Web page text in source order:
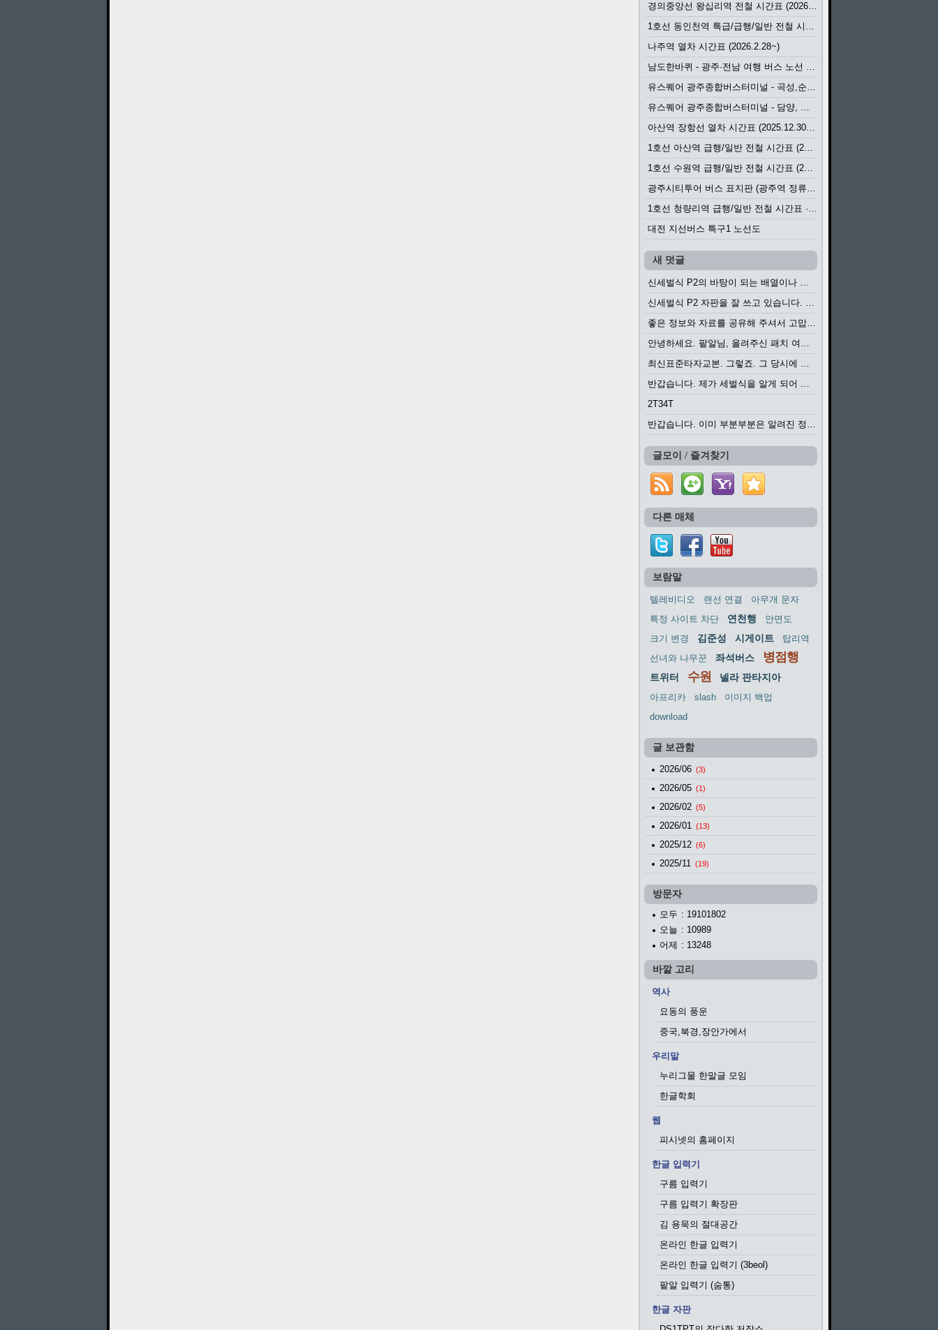
경의중앙선 왕십리역 전철 시간표 (2026.4.20~)
1호선 동인천역 특급/급행/일반 전철 시간표 (2026.2.28~)
나주역 열차 시간표 (2026.2.28~)
남도한바퀴 - 광주·전남 여행 버스 노선 (2026.3.1~5.31)
유스퀘어 광주종합버스터미널 - 곡성,순천／화순,보성,율포 방면 시외버스 시간표 (2026.1.31)
유스퀘어 광주종합버스터미널 - 담양, 순창, 남원, 무주, 장수, 거창, 대구 방면 시외버스 시간표 (2026...
아산역 장항선 열차 시간표 (2025.12.30 기준) (무궁화호, ITX-마음, 새마을호, 서해금빛열차)
1호선 아산역 급행/일반 전철 시간표 (2025.12.30~)
1호선 수원역 급행/일반 전철 시간표 (2025.12.30~)
광주시티투어 버스 표지판 (광주역 정류장) (2024?)
1호선 청량리역 급행/일반 전철 시간표 · 노선도 (2025.12.30~)
대전 지선버스 특구1 노선도
새 덧글
신세벌식 P2의 바탕이 되는 배열이나 주요 기능...
신세벌식 P2 자판을 잘 쓰고 있습니다. 쓰기 편리...
좋은 정보와 자료를 공유해 주셔서 고맙습니다....
안녕하세요. 팥알님, 올려주신 패치 여러모로 감사...
최신표준타자교본. 그렇죠. 그 당시에 최신 표준...
반갑습니다. 제가 세벌식을 알게 되어 세벌식 써...
2T34T
반갑습니다. 이미 부분부분은 알려진 정보들이...
글모이 / 즐겨찾기
다른 매체
보람말
텔레비디오 랜선 연결
아무개 문자
특정 사이트 차단
연천행
안면도
크기 변경
김준성 시게이트
탑리역
선녀와 나무꾼
좌석버스 병점행
트위터 수원 넬라 판타지아
아프리카 slash
이미지 백업
download
글 보관함
2026/06 (3)
2026/05 (1)
2026/02 (5)
2026/01 (13)
2025/12 (6)
2025/11 (19)
방문자
모두 : 19101802
오늘 : 10989
어제 : 13248
바깥 고리
역사
요동의 풍운
중국,북경,장안가에서
우리말
누리그물 한말글 모임
한글학회
웹
피시넷의 홈페이지
한글 입력기
구름 입력기
구름 입력기 확장판
김 용묵의 절대공간
온라인 한글 입력기
온라인 한글 입력기 (3beol)
팥알 입력기 (숨통)
한글 자판